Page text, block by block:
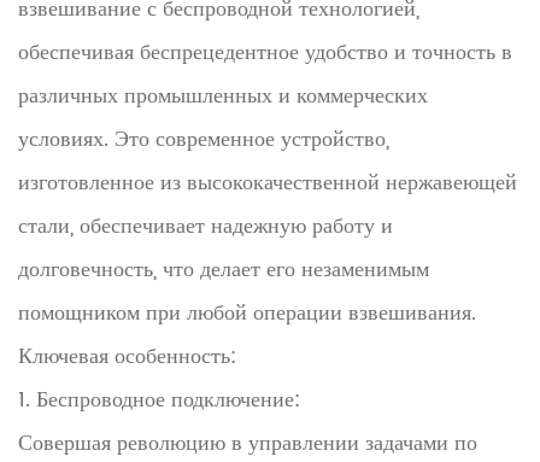
взвешивание с беспроводной технологией,
обеспечивая беспрецедентное удобство и точность в
различных промышленных и коммерческих
условиях. Это современное устройство,
изготовленное из высококачественной нержавеющей
стали, обеспечивает надежную работу и
долговечность, что делает его незаменимым
помощником при любой операции взвешивания.
Ключевая особенность:
1. Беспроводное подключение:
Совершая революцию в управлении задачами по